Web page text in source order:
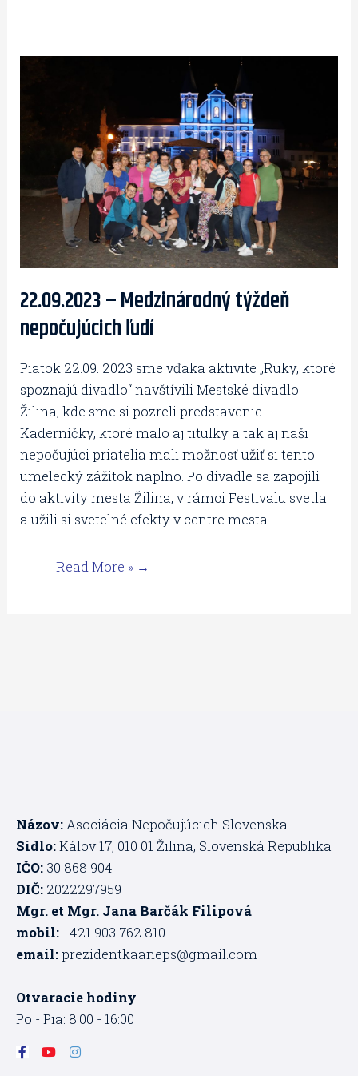
22.09.2023 – Medzinárodný týždeň
nepočujúcich ľudí
Piatok 22.09. 2023 sme vďaka aktivite „Ruky, ktoré
spoznajú divadlo“ navštívili Mestské divadlo
Žilina, kde sme si pozreli predstavenie
Kaderníčky, ktoré malo aj titulky a tak aj naši
nepočujúci priatelia mali možnosť užiť si tento
umelecký zážitok naplno. Po divadle sa zapojili
do aktivity mesta Žilina, v rámci Festivalu svetla
a užili si svetelné efekty v centre mesta.
Medzinárodný
týždeň
nepočujúcich
ľudí
Read More »
Názov: Asociácia Nepočujúcich Slovenska
Sídlo:Kálov 17, 010 01 Žilina, Slovenská Republika
IČO: 30 868 904
DIČ: 2022297959
Mgr. et Mgr. Jana Barčák Filipová
mobil:+421 903 762 810
email:prezidentkaaneps@gmail.com
Otvaracie hodiny
Po - Pia: 8:00 - 16:00
F
a
Y I
n